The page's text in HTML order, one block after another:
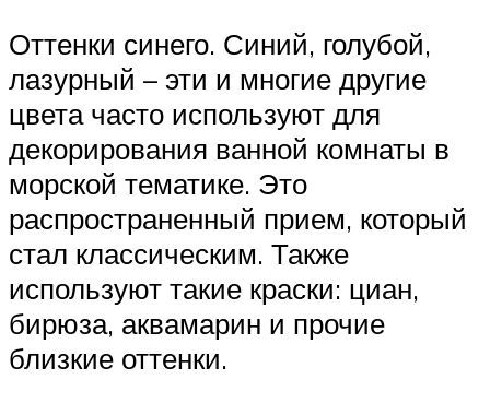
Оттенки синего. Синий, голубой,
лазурный – эти и многие другие
цвета часто используют для
декорирования ванной комнаты в
морской тематике. Это
распространенный прием, который
стал классическим. Также
используют такие краски: циан,
бирюза, аквамарин и прочие
близкие оттенки.